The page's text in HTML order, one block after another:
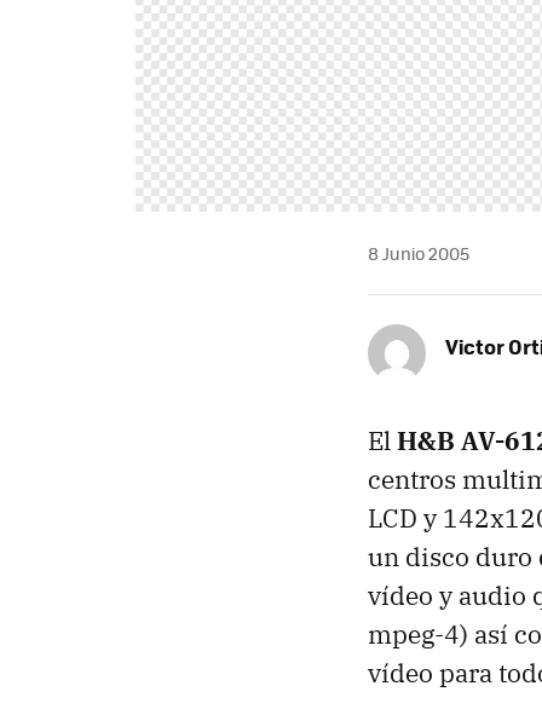
8 Junio 2005
Victor
ElH&B AV-
centros
LCD y
un disco duro
vídeo y audio
mpeg-4) así
vídeo para